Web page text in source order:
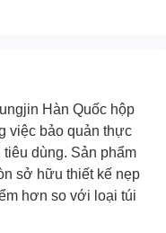
Hàn Quốc hộp
việc bảo quản thực
dùng. Sản phẩm
sở hữu thiết kế nẹp
hơn so với loại túi